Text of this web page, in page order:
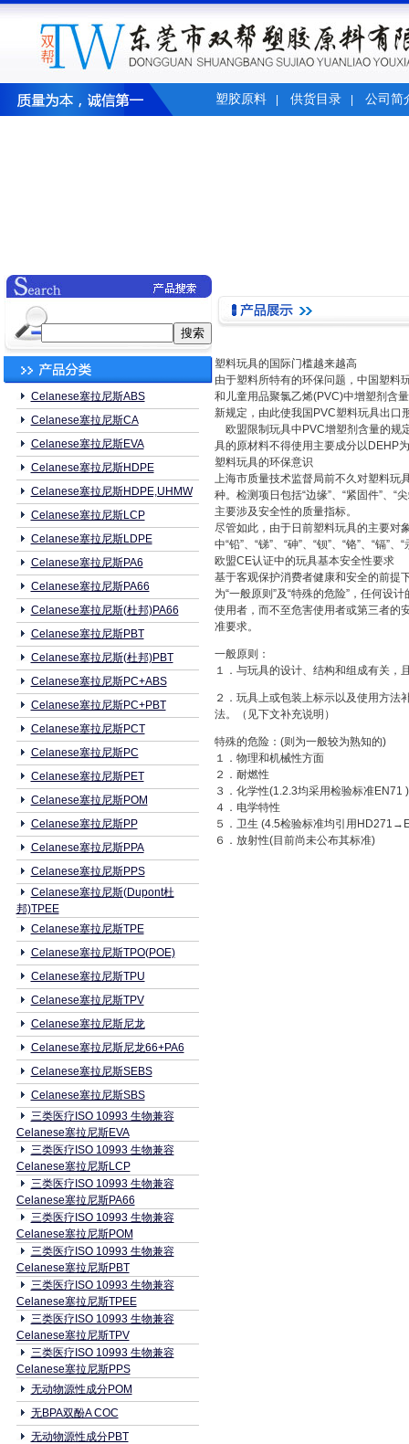
塑胶原料 供货目录 公司简
Celanese塞拉尼斯ABS
Celanese塞拉尼斯CA
Celanese塞拉尼斯EVA
Celanese塞拉尼斯HDPE
Celanese塞拉尼斯HDPE,UHMW
Celanese塞拉尼斯LCP
Celanese塞拉尼斯LDPE
Celanese塞拉尼斯PA6
Celanese塞拉尼斯PA66
Celanese塞拉尼斯(杜邦)PA66
Celanese塞拉尼斯PBT
Celanese塞拉尼斯(杜邦)PBT
Celanese塞拉尼斯PC+ABS
Celanese塞拉尼斯PC+PBT
Celanese塞拉尼斯PCT
Celanese塞拉尼斯PC
Celanese塞拉尼斯PET
Celanese塞拉尼斯POM
Celanese塞拉尼斯PP
Celanese塞拉尼斯PPA
Celanese塞拉尼斯PPS
Celanese塞拉尼斯(Dupont杜
邦)TPEE
Celanese塞拉尼斯TPE
Celanese塞拉尼斯TPO(POE)
Celanese塞拉尼斯TPU
Celanese塞拉尼斯TPV
Celanese塞拉尼斯尼龙
Celanese塞拉尼斯尼龙66+PA6
Celanese塞拉尼斯SEBS
Celanese塞拉尼斯SBS
三类医疗ISO 10993 生物兼容
Celanese塞拉尼斯EVA
三类医疗ISO 10993 生物兼容
Celanese塞拉尼斯LCP
三类医疗ISO 10993 生物兼容
Celanese塞拉尼斯PA66
三类医疗ISO 10993 生物兼容
Celanese塞拉尼斯POM
三类医疗ISO 10993 生物兼容
Celanese塞拉尼斯PBT
三类医疗ISO 10993 生物兼容
Celanese塞拉尼斯TPEE
三类医疗ISO 10993 生物兼容
Celanese塞拉尼斯TPV
三类医疗ISO 10993 生物兼容
Celanese塞拉尼斯PPS
无动物源性成分POM
无BPA双酚A COC
无动物源性成分PBT
塑料玩具的国际门槛越来越高
由于塑料所特有的环保问题，中国塑料
和儿童用品聚氯乙烯(PVC)中增塑剂含
新规定，由此使我国PVC塑料玩具出口
欧盟限制玩具中PVC增塑剂含量的规
具的原材料不得使用主要成分以DEHP
塑料玩具的环保意识
上海市质量技术监督局前不久对塑料玩
种。检测项日包括“边缘”、“紧固件”、“
主要涉及安全性的质量指标。
尽管如此，由于日前塑料玩具的主要对
中“铅”、“锑”、“砷”、“钡”、“铬”、“
欧盟CE认证中的玩具基本安全性要求
基于客观保护消费者健康和安全的前提
为“一般原则”及“特殊的危险”，任何设
使用者，而不至危害使用者或第三者的
准要求。
一般原则：
１．与玩具的设计、结构和组成有关，
２．玩具上或包装上标示以及使用方
法。（见下文补充说明）
特殊的危险：(则为一般较为熟知的)
１．物理和机械性方面
２．耐燃性
３．化学性(1.2.3均采用检验标准EN71 )
４．电学特性
５．卫生 (4.5检验标准均引用
６．放射性(目前尚未公布其标准)